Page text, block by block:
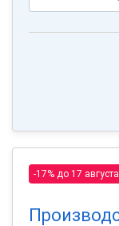
-17% до 17 августа